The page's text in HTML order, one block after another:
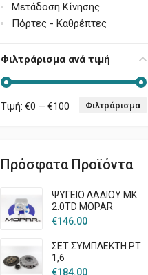
Μετάδοση Κίνησης
Πόρτες - Καθρέπτες
Φιλτράρισμα ανά τιμή
Ελάχιστη τιμή
Μέγιστη τιμή Φιλτράρισμα
Τιμή: €0 — €100
Πρόσφατα Προϊόντα
ΨΥΓΕΙΟ ΛΑΔΙΟΥ MK
2.0TD MOPAR
€146.00
ΣΕΤ ΣΥΜΠΛΕΚΤΗ PT
1,6
€184.00